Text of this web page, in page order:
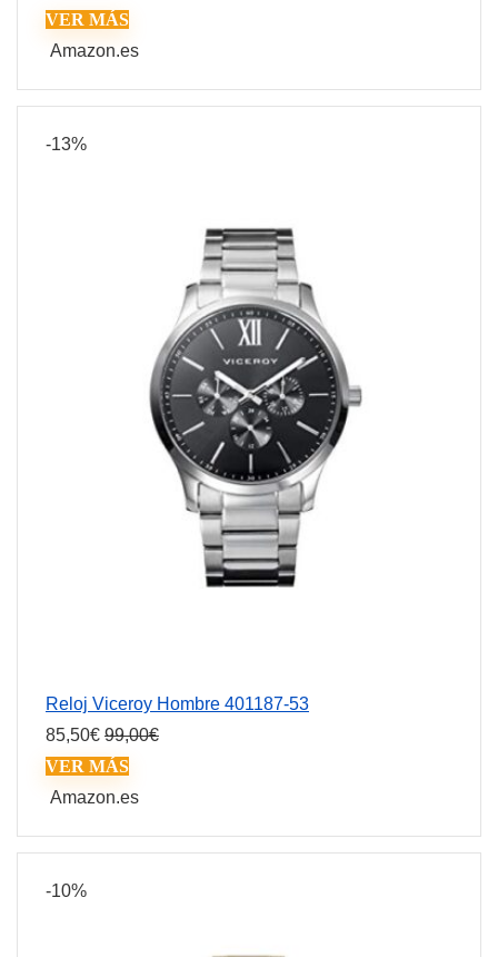
VER MÁS
Amazon.es
-13%
Reloj Viceroy Hombre 401187-53
85,50€ 99,00€
VER MÁS
Amazon.es
-10%